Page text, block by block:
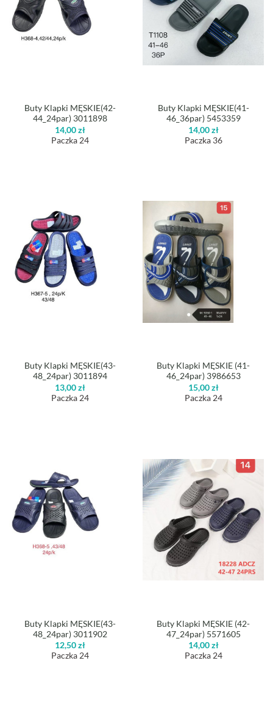
Buty Klapki MĘSKIE(42-
44_24par) 3011898
14,00zł
Paczka 24
Buty Klapki MĘSKIE(41-
46_36par) 5453359
14,00zł
Paczka 36
Buty Klapki MĘSKIE(43-
48_24par) 3011894
13,00zł
Paczka 24
Buty Klapki MĘSKIE (41-
46_24par) 3986653
15,00zł
Paczka 24
Buty Klapki MĘSKIE(43-
48_24par) 3011902
12,50zł
Paczka 24
Buty Klapki MĘSKIE (42-
47_24par) 5571605
14,00zł
Paczka 24